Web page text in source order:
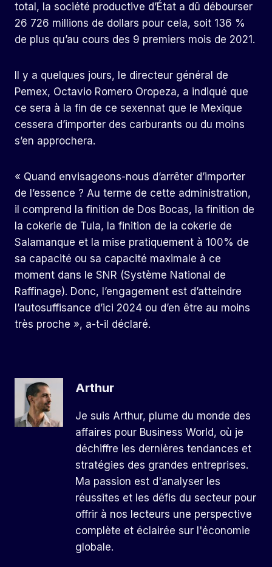
total, la société productive d’État a dû débourser
26 726 millions de dollars pour cela, soit 136 %
de plus qu’au cours des 9 premiers mois de 2021.
Il y a quelques jours, le directeur général de
Pemex, Octavio Romero Oropeza, a indiqué que
ce sera à la fin de ce sexennat que le Mexique
cessera d’importer des carburants ou du moins
s’en approchera.
« Quand envisageons-nous d’arrêter d’importer
de l’essence ? Au terme de cette administration,
il comprend la finition de Dos Bocas, la finition de
la cokerie de Tula, la finition de la cokerie de
Salamanque et la mise pratiquement à 100% de
sa capacité ou sa capacité maximale à ce
moment dans le SNR (Système National de
Raffinage). Donc, l’engagement est d’atteindre
l’autosuffisance d’ici 2024 ou d’en être au moins
très proche », a-t-il déclaré.
Arthur
Je suis Arthur, plume du monde des
affaires pour Business World, où je
déchiffre les dernières tendances et
stratégies des grandes entreprises.
Ma passion est d'analyser les
réussites et les défis du secteur pour
offrir à nos lecteurs une perspective
complète et éclairée sur l'économie
globale.